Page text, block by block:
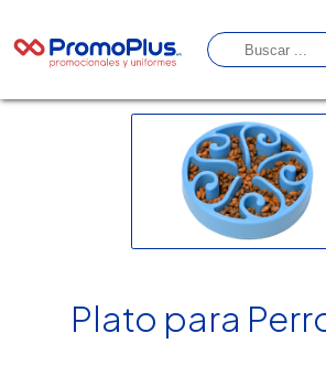
Plato para